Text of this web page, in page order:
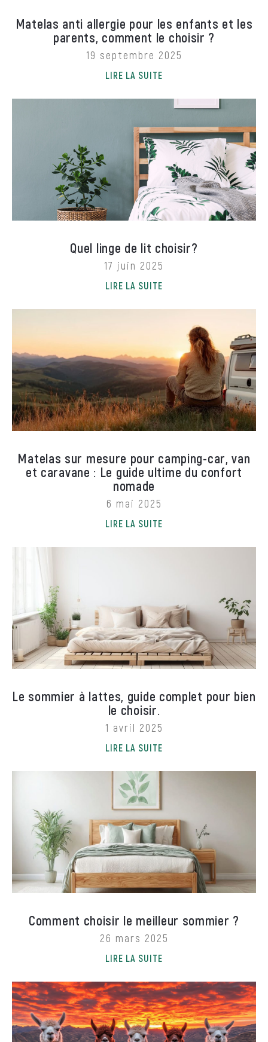
Matelas anti allergie pour les enfants et les
parents, comment le choisir ?
19 septembre 2025
LIRE LA SUITE
Quel linge de lit choisir?
17 juin 2025
LIRE LA SUITE
Matelas sur mesure pour camping-car, van
et caravane : Le guide ultime du confort
nomade
6 mai 2025
LIRE LA SUITE
Le sommier à lattes, guide complet pour bien
le choisir.
1 avril 2025
LIRE LA SUITE
Comment choisir le meilleur sommier ?
26 mars 2025
LIRE LA SUITE